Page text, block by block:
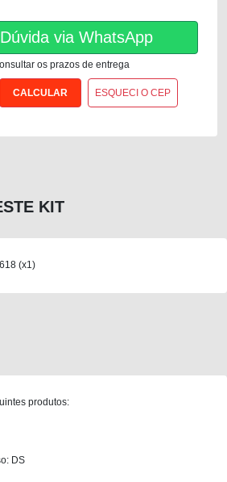
via WhatsApp
os prazos de entrega
ESQUECI O CEP
KIT
(x1)
produtos:
DS